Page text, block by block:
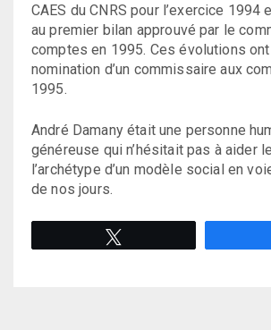
CAES du CNRS pour l’exercice 1994
au premier bilan approuvé par le
comptes en 1995. Ces évolutions
nomination d’un commissaire aux
1995.
André Damany était une personne
généreuse qui n’hésitait pas à aider
l’archétype d’un modèle social en
de nos jours.